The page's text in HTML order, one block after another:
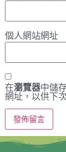
個人網站網址
在瀏覽器中儲
網址，以供下